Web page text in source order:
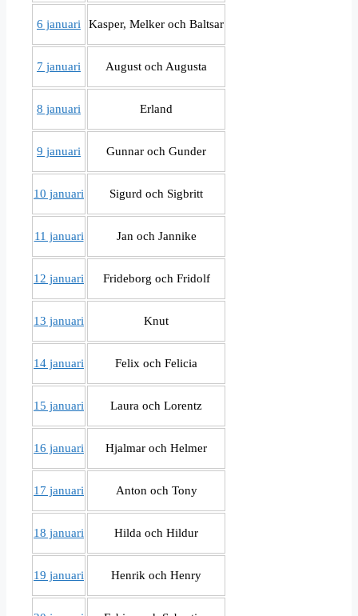
6 januari Kasper, Melker och Baltsar
7 januari August och Augusta
8 januari Erland
9 januari Gunnar och Gunder
10 januari Sigurd och Sigbritt
11 januari Jan och Jannike
12 januari Frideborg och Fridolf
13 januari Knut
14 januari Felix och Felicia
15 januari Laura och Lorentz
16 januari Hjalmar och Helmer
17 januari Anton och Tony
18 januari Hilda och Hildur
19 januari Henrik och Henry